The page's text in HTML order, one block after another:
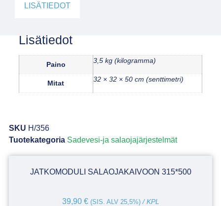
LISÄTIEDOT
Lisätiedot
Paino 3,5 kg (kilogramma)
Mitat 32 × 32 × 50 cm (senttimetri)
SKU H/356
Tuotekategoria Sadevesi-ja salaojajärjestelmät
JATKOMODULI SALAOJAKAIVOON 315*500
39,90 € (SIS. ALV 25,5%)/ KPL